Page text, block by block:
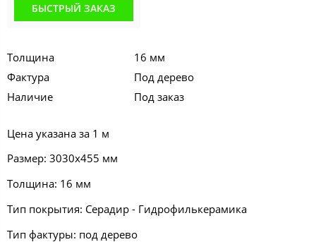
БЫСТРЫЙ ЗАКАЗ
Толщина
16 мм
Фактура
Под дерево
Наличие
Под заказ
Цена указана за 1 м
Размер: 3030х455 мм
Толщина: 16 мм
Тип покрытия: Серадир - Гидрофилькерамика
Тип фактуры: под дерево